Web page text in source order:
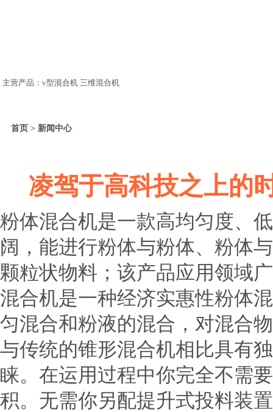
主营产品：v型混合机 三维混合机
首页 > 新闻中心
凌驾于高科技之上的
粉体混合机是一款高均匀度、
阔，能进行粉体与粉体、粉体
颗粒状物料；该产品应用领域
混合机是一种经济实惠性粉体
匀混合和粉液的混合，对混合
与传统的锥形混合机相比具有
睐。在运用过程中你完全不需
积。无需你另配提升式投料装